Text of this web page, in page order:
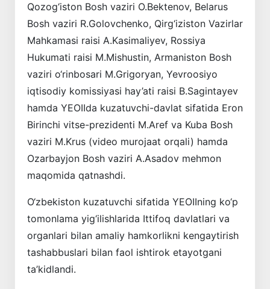
Qozog‘iston Bosh vaziri O.Bektenov, Belarus
Bosh vaziri R.Golovchenko, Qirg‘iziston Vazirlar
Mahkamasi raisi A.Kasimaliyev, Rossiya
Hukumati raisi M.Mishustin, Armaniston Bosh
vaziri o‘rinbosari M.Grigoryan, Yevroosiyo
iqtisodiy komissiyasi hay’ati raisi B.Sagintayev
hamda YEOIIda kuzatuvchi-davlat sifatida Eron
Birinchi vitse-prezidenti M.Aref va Kuba Bosh
vaziri M.Krus (video murojaat orqali) hamda
Ozarbayjon Bosh vaziri A.Asadov mehmon
maqomida qatnashdi.
O‘zbekiston kuzatuvchi sifatida YEOIIning ko‘p
tomonlama yig‘ilishlarida Ittifoq davlatlari va
organlari bilan amaliy hamkorlikni kengaytirish
tashabbuslari bilan faol ishtirok etayotgani
ta’kidlandi.